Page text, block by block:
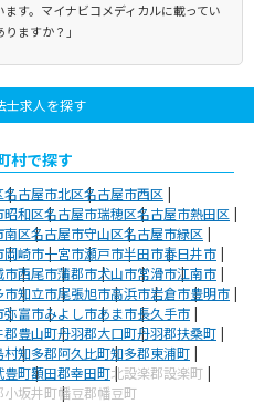
す。マイナビコメディカルに載ってい
ますか？」
士求人を探す
村で探す
名古屋市北区名古屋市西区
昭和区名古屋市瑞穂区名古屋市熱田区
南区名古屋市守山区名古屋市緑区
岡崎市一宮市瀬戸市半田市春日井市
市西尾市蒲郡市犬山市常滑市江南市
市知立市尾張旭市高浜市岩倉市豊明市
弥富市みよし市あま市長久手市
郡豊山町丹羽郡大口町丹羽郡扶桑町
村知多郡阿久比町知多郡東浦町
豊町額田郡幸田町北設楽郡設楽町
小坂井町幡豆郡幡豆町